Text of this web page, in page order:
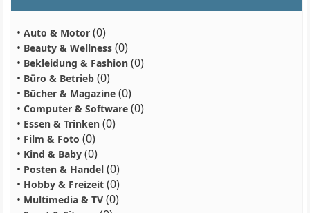
• Auto & Motor(0)
• Beauty & Wellness(0)
• Bekleidung & Fashion(0)
• Büro & Betrieb(0)
• Bücher & Magazine(0)
• Computer & Software(0)
• Essen & Trinken(0)
• Film & Foto (0)
• Kind & Baby(0)
• Posten & Handel(0)
• Hobby & Freizeit(0)
• Multimedia & TV(0)